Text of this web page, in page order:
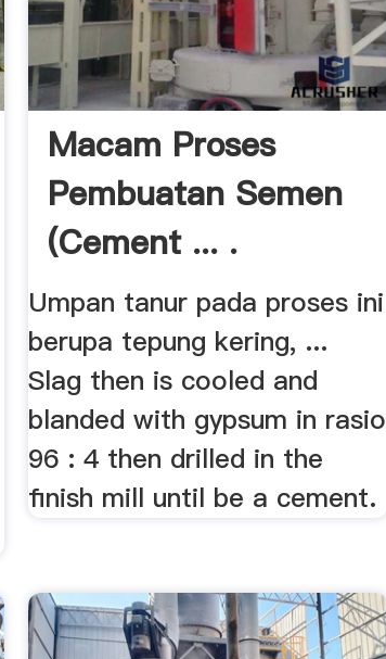
Macam Proses
Pembuatan Semen
(Cement ... .
Umpan tanur pada proses ini
berupa tepung kering, ...
Slag then is cooled and
blanded with gypsum in rasio
96 : 4 then drilled in the
finish mill until be a cement.